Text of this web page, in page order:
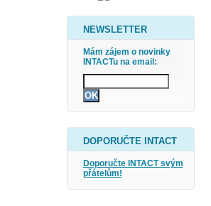
NEWSLETTER
Mám zájem o novinky
INTACTu na email:
DOPORUČTE INTACT
Doporučte INTACT svým
přátelům!